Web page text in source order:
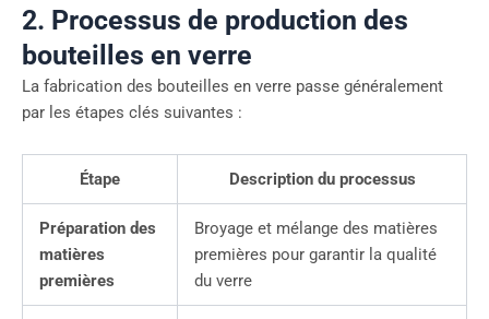
2. Processus de production des
bouteilles en verre
La fabrication des bouteilles en verre passe généralement
par les étapes clés suivantes :
Étape Description du processus
Préparation des
matières
premières
Broyage et mélange des matières
premières pour garantir la qualité
du verre